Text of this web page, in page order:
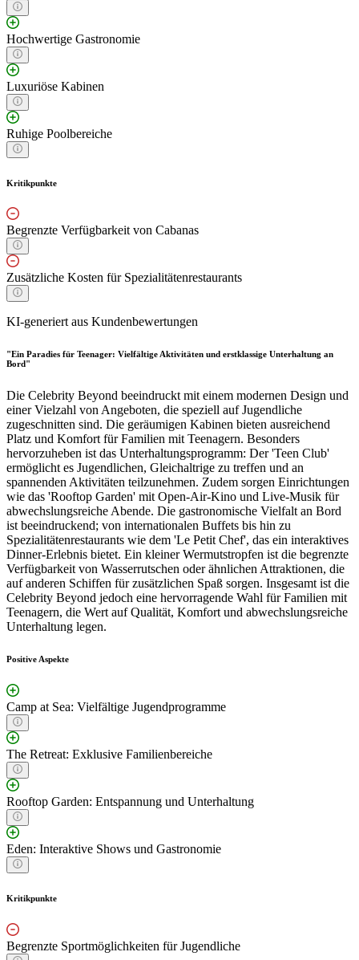
Hochwertige Gastronomie
Luxuriöse Kabinen
Ruhige Poolbereiche
Kritikpunkte
Begrenzte Verfügbarkeit von Cabanas
Zusätzliche Kosten für Spezialitätenrestaurants
KI-generiert aus Kundenbewertungen
"Ein Paradies für Teenager: Vielfältige Aktivitäten und erstklassige Unterhaltung an
Bord"
Die Celebrity Beyond beeindruckt mit einem modernen Design und
einer Vielzahl von Angeboten, die speziell auf Jugendliche
zugeschnitten sind. Die geräumigen Kabinen bieten ausreichend
Platz und Komfort für Familien mit Teenagern. Besonders
hervorzuheben ist das Unterhaltungsprogramm: Der 'Teen Club'
ermöglicht es Jugendlichen, Gleichaltrige zu treffen und an
spannenden Aktivitäten teilzunehmen. Zudem sorgen Einrichtungen
wie das 'Rooftop Garden' mit Open-Air-Kino und Live-Musik für
abwechslungsreiche Abende. Die gastronomische Vielfalt an Bord
ist beeindruckend; von internationalen Buffets bis hin zu
Spezialitätenrestaurants wie dem 'Le Petit Chef', das ein interaktives
Dinner-Erlebnis bietet. Ein kleiner Wermutstropfen ist die begrenzte
Verfügbarkeit von Wasserrutschen oder ähnlichen Attraktionen, die
auf anderen Schiffen für zusätzlichen Spaß sorgen. Insgesamt ist die
Celebrity Beyond jedoch eine hervorragende Wahl für Familien mit
Teenagern, die Wert auf Qualität, Komfort und abwechslungsreiche
Unterhaltung legen.
Positive Aspekte
Camp at Sea: Vielfältige Jugendprogramme
The Retreat: Exklusive Familienbereiche
Rooftop Garden: Entspannung und Unterhaltung
Eden: Interaktive Shows und Gastronomie
Kritikpunkte
Begrenzte Sportmöglichkeiten für Jugendliche